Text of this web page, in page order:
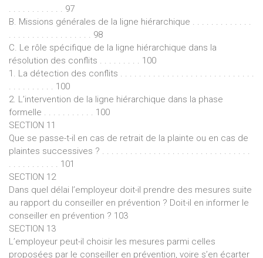
. . . . . . . . . . . . 97
B. Missions générales de la ligne hiérarchique . . . . . . . . . . . . .
. . . . . . . . . . . . . . . . . . 98
C. Le rôle spécifique de la ligne hiérarchique dans la
résolution des conflits . . . . . . . . . 100
1. La détection des conflits . . . . . . . . . . . . . . . . . . . . . . . . . . . . .
. . . . . . . . . . 100
2. L’intervention de la ligne hiérarchique dans la phase
formelle . . . . . . . . . . . 100
SECTION 11
Que se passe-t-il en cas de retrait de la plainte ou en cas de
plaintes successives ? . . . . . . . . . . . . . . . . . . . . . . . . . . . . . . . .
. . . . . . . . . . . 101
SECTION 12
Dans quel délai l’employeur doit-il prendre des mesures suite
au rapport du conseiller en prévention ? Doit-il en informer le
conseiller en prévention ? 103
SECTION 13
L’employeur peut-il choisir les mesures parmi celles
proposées par le conseiller en prévention, voire s’en écarter